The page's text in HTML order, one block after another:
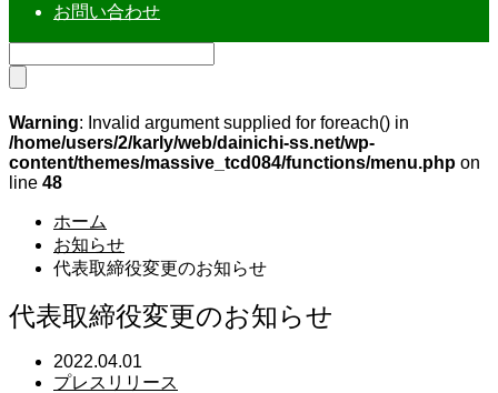
お問い合わせ
Warning: Invalid argument supplied for foreach() in
/home/users/2/karly/web/dainichi-ss.net/wp-
content/themes/massive_tcd084/functions/menu.php on
line 48
ホーム
お知らせ
代表取締役変更のお知らせ
代表取締役変更のお知らせ
2022.04.01
プレスリリース